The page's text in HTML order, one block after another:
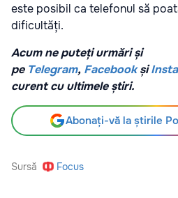
este posibil ca telefonul să
dificultăți.
Acum ne puteți urmări și
pe Telegram, Facebook și
curent cu ultimele știri.
Abonați-vă la știrile
Sursă Focus